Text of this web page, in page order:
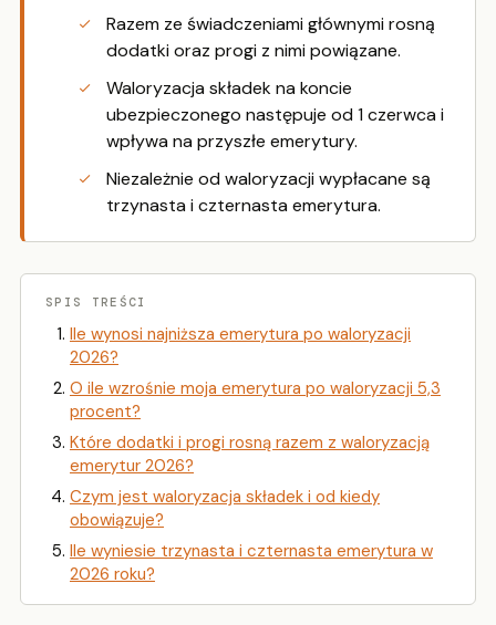
Razem ze świadczeniami głównymi rosną
dodatki oraz progi z nimi powiązane.
Waloryzacja składek na koncie
ubezpieczonego następuje od 1 czerwca i
wpływa na przyszłe emerytury.
Niezależnie od waloryzacji wypłacane są
trzynasta i czternasta emerytura.
SPIS TREŚCI
Ile wynosi najniższa emerytura po waloryzacji
2026?
O ile wzrośnie moja emerytura po waloryzacji 5,3
procent?
Które dodatki i progi rosną razem z waloryzacją
emerytur 2026?
Czym jest waloryzacja składek i od kiedy
obowiązuje?
Ile wyniesie trzynasta i czternasta emerytura w
2026 roku?